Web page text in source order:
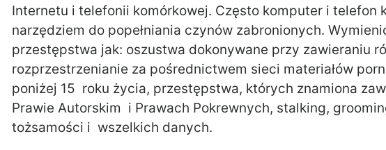
Internetu i telefonii komórkowej. Często komputer i telefon
narzędziem do popełniania czynów zabronionych.
przestępstwa jak: oszustwa dokonywane przy zawieraniu
rozprzestrzenianie za pośrednictwem sieci materiałów
poniżej 15 roku życia, przestępstwa, których znamiona
Prawie Autorskim i Prawach Pokrewnych, stalking,
tożsamości i wszelkich danych.